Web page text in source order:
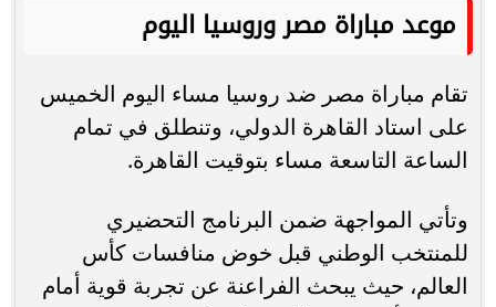
موعد مباراة مصر وروسيا اليوم
تقام مباراة مصر ضد روسيا مساء اليوم الخميس
على استاد القاهرة الدولي، وتنطلق في تمام
الساعة التاسعة مساء بتوقيت القاهرة.
وتأتي المواجهة ضمن البرنامج التحضيري
للمنتخب الوطني قبل خوض منافسات كأس
العالم، حيث يبحث الفراعنة عن تجربة قوية أمام